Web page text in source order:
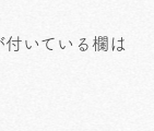
付いている欄は